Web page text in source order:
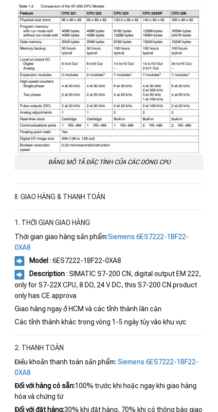
BẢNG MÔ TẢ ĐẶC TÍNH CỦA CÁC DÒNG CPU
II. GIAO HÀNG & THANH TOÁN
1. THỜI GIAN GIAO HÀNG
Thời gian giao hàng sản phẩm:Siemens 6ES7222-1BF22-
0XA8
Model : 6ES7222-1BF22-0XA8
Description: SIMATIC S7-200 CN, digital output EM 222,
only for S7-22X CPU, 8 DO, 24 V DC, this S7-200 CN product
only has CE approva
Giao hàng ngay ở HCM và các tỉnh thành lân cận
Các tỉnh thành khác trong vòng 1-5 ngày tùy vào khu vực
2. THANH TOÁN
Điều khoản thanh toán sản phẩm: Siemens 6ES7222-1BF22-
0XA8
Đối với hàng có sẵn:100% trước khi hoặc ngay khi giao hàng
hóa và chứng từ
Đối với đặt hàng:30% khi đặt hàng, 70% khi có thông báo giao